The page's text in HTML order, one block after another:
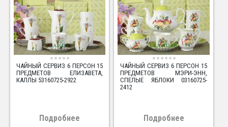
ЧАЙНЫЙ СЕРВИЗ 6 ПЕРСОН 15
ПРЕДМЕТОВ ЕЛИЗАВЕТА,
КАЛЛЫ 53160725-2922
Подробнее
ЧАЙНЫЙ СЕРВИЗ 6 ПЕРСОН 15
ПРЕДМЕТОВ МЭРИ-ЭНН,
СПЕЛЫЕ ЯБЛОКИ 03160725-
2412
Подробнее